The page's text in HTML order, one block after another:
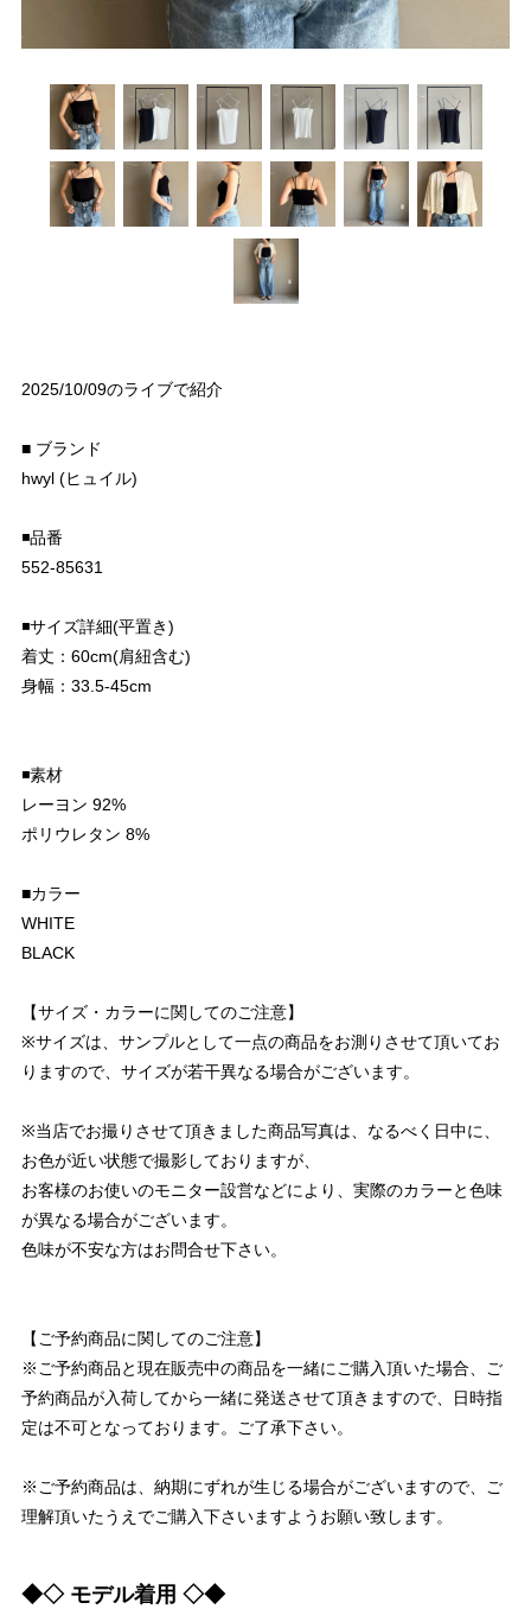
2025/10/09のライブで紹介
■ ブランド
hwyl (ヒュイル)
◾️品番
552-85631
◾️サイズ詳細(平置き)
着丈：60cm(肩紐含む)
身幅：33.5-45cm
◾️素材
レーヨン 92%
ポリウレタン 8%
■カラー
WHITE
BLACK
【サイズ・カラーに関してのご注意】
※サイズは、サンプルとして一点の商品をお測りさせて頂いてお
りますので、サイズが若干異なる場合がございます。
※当店でお撮りさせて頂きました商品写真は、なるべく日中に、
お色が近い状態で撮影しておりますが、
お客様のお使いのモニター設営などにより、実際のカラーと色味
が異なる場合がございます。
色味が不安な方はお問合せ下さい。
【ご予約商品に関してのご注意】
※ご予約商品と現在販売中の商品を一緒にご購入頂いた場合、ご
予約商品が入荷してから一緒に発送させて頂きますので、日時指
定は不可となっております。ご了承下さい。
※ご予約商品は、納期にずれが生じる場合がございますので、ご
理解頂いたうえでご購入下さいますようお願い致します。
◆◇ モデル着用 ◇◆